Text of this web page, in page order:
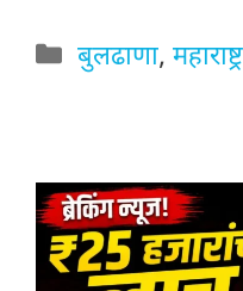
Categories
बुलढाणा,महाराष्ट्र